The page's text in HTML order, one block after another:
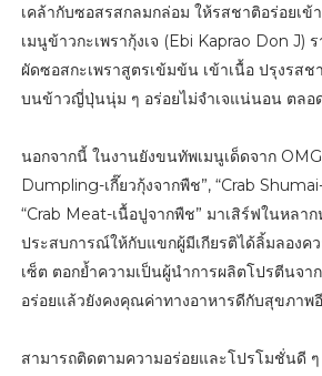
เคล้ากับซอสรสกลมกล่อม ให้รสชาติอร่อยเ
เมนูข้าวกะเพรากุ้งเจ (Ebi Kaprao Don J)
ผัดซอสกะเพราสูตรเข้มข้น เข้าเนื้อ ปรุงรส
บนข้าวญี่ปุ่นนุ่ม ๆ อร่อยไม่จำเจแน่นอน ตลอ
นอกจากนี้ ในงานยังขนทัพเมนูเด็ดจาก
Dumpling-เกี๊ยวกุ้งจากพืช”, “Crab
“Crab Meat-เนื้อปูจากพืช” มาเสิร์ฟในหลาก
ประสบการณ์ให้กับแขกผู้มีเกียรติได้ลิ้มลองค
เซ็ต ตอกย้ำความเป็นผู้นำการผลิตโปรตีนจา
อร่อยแล้วยังคงคุณค่าทางอาหารดีกับสุขภาพ
สามารถติดตามความอร่อยและโปรโมชั่นดี